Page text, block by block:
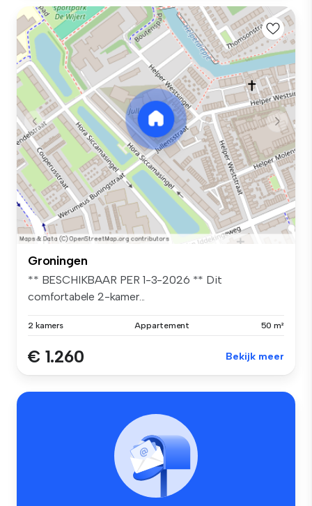
Groningen
** BESCHIKBAAR PER 1-3-2026 ** Dit
comfortabele 2-kamer...
2 kamers Appartement 50 m²
€ 1.260 Bekijk meer